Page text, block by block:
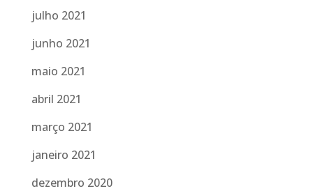
julho 2021
junho 2021
maio 2021
abril 2021
março 2021
janeiro 2021
dezembro 2020